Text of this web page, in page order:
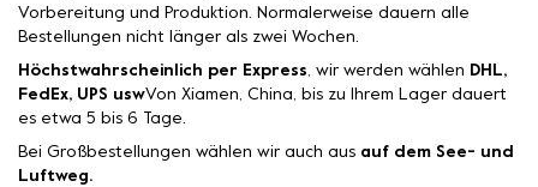
Vorbereitung und Produktion. Normalerweise dauern alle
Bestellungen nicht länger als zwei Wochen.
Höchstwahrscheinlich per Express, wir werden wählen DHL,
FedEx, UPS uswVon Xiamen, China, bis zu Ihrem Lager dauert
es etwa 5 bis 6 Tage.
Bei Großbestellungen wählen wir auch aus auf dem See- und
Luftweg.